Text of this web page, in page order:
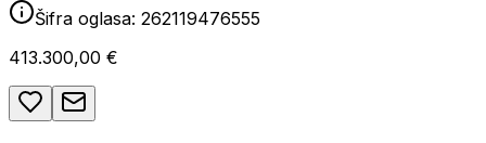
Šifra oglasa: 262119476555
413.300,00 €